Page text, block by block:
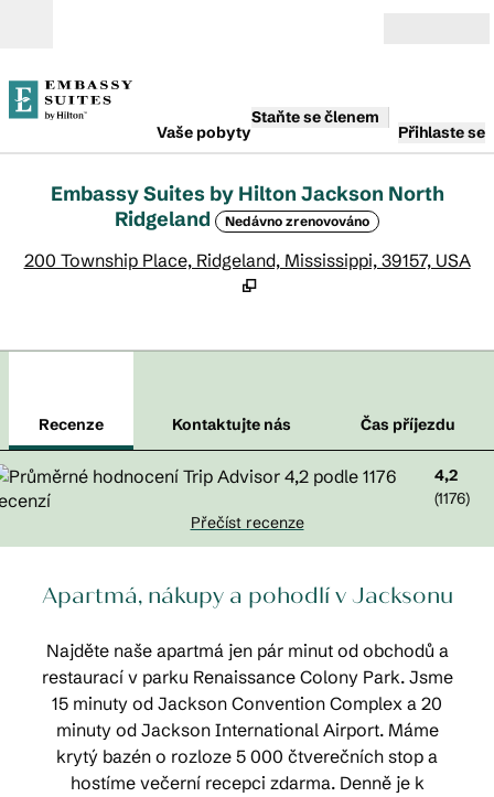
Vaše pobyty
Staňte se členem
Přihlaste se
Embassy Suites by Hilton Jackson North
Ridgeland
Nedávno zrenovováno
200 Township Place, Ridgeland, Mississippi, 39157, USA
Recenze Kontaktujte nás
Čas příjezdu
4,2
(1176)
Přečíst recenze
Apartmá, nákupy a pohodlí v Jacksonu
Najděte naše apartmá jen pár minut od obchodů a
restaurací v parku Renaissance Colony Park. Jsme
15 minuty od Jackson Convention Complex a 20
minuty od Jackson International Airport. Máme
krytý bazén o rozloze 5 000 čtverečních stop a
hostíme večerní recepci zdarma. Denně je k